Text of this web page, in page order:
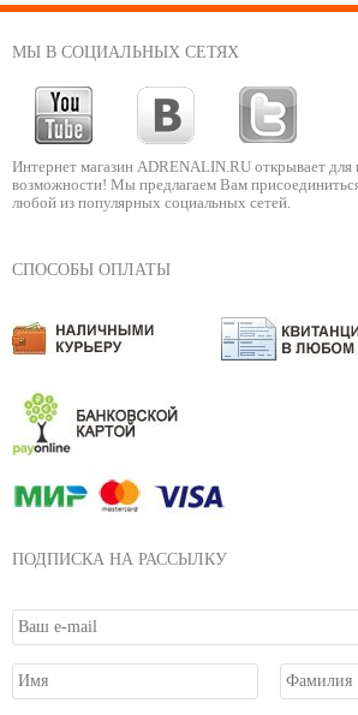
МЫ В СОЦИАЛЬНЫХ СЕТЯХ
Интернет магазин ADRENALIN.RU открывает для
возможности! Мы предлагаем Вам
любой из популярных социальных сетей.
СПОСОБЫ ОПЛАТЫ
ПОДПИСКА НА РАССЫЛКУ